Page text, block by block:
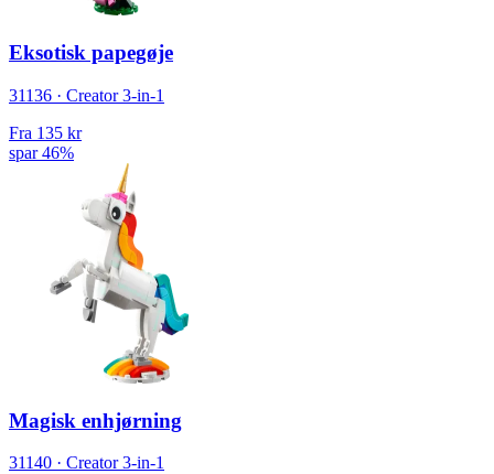
Eksotisk papegøje
31136 · Creator 3-in-1
Fra 135 kr
spar 46%
Magisk enhjørning
31140 · Creator 3-in-1